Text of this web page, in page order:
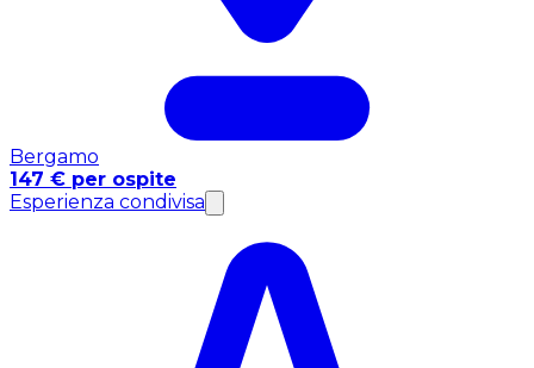
Bergamo
147 € per ospite
Esperienza condivisa